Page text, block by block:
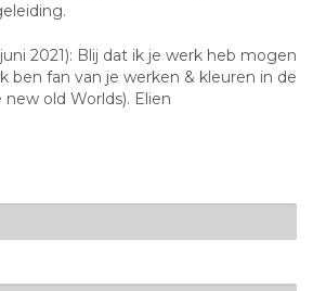
2021): Blij dat ik je werk heb mogen
ben fan van je werken & kleuren in de
old Worlds). Elien